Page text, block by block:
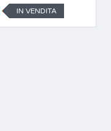
IN VENDITA